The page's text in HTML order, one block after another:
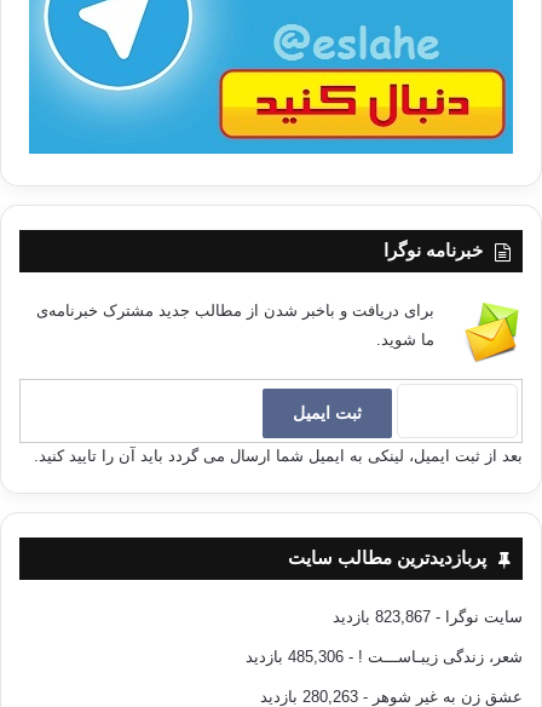
خبرنامه نوگرا
برای دریافت و باخبر شدن از مطالب جدید مشترک خبرنامه‌ی
ما شوید.
بعد از ثبت ایمیل، لینکی به ایمیل شما ارسال می گردد باید آن را تایید کنید.
پربازدیدترین مطالب سایت
سایت نوگرا - 823,867 بازدید
شعر، زندگی زیبـاســـت ! - 485,306 بازدید
عشق زن به غیر شوهر - 280,263 بازدید